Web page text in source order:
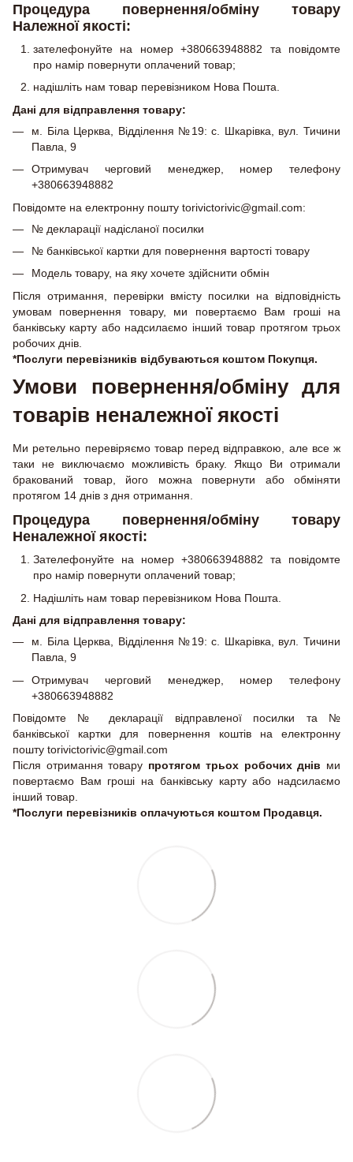
Процедура повернення/обміну товару
Належної якості:
зателефонуйте на номер +380663948882 та повідомте
про намір повернути оплачений товар;
надішліть нам товар перевізником Нова Пошта.
Дані для відправлення товару:
м. Біла Церква, Відділення №19: с. Шкарівка, вул. Тичини
Павла, 9
Отримувач черговий менеджер, номер телефону
+380663948882
Повідомте на електронну пошту torivictorivic@gmail.com:
№ декларації надісланої посилки
№ банківської картки для повернення вартості товару
Модель товару, на яку хочете здійснити обмін
Після отримання, перевірки вмісту посилки на відповідність
умовам повернення товару, ми повертаємо Вам гроші на
банківську карту або надсилаємо інший товар протягом трьох
робочих днів.
*Послуги перевізників відбуваються коштом Покупця.
Умови повернення/обміну для
товарів неналежної якості
Ми ретельно перевіряємо товар перед відправкою, але все ж
таки не виключаємо можливість браку. Якщо Ви отримали
бракований товар, його можна повернути або обміняти
протягом 14 днів з дня отримання.
Процедура повернення/обміну товару
Неналежної якості:
Зателефонуйте на номер +380663948882 та повідомте
про намір повернути оплачений товар;
Надішліть нам товар перевізником Нова Пошта.
Дані для відправлення товару:
м. Біла Церква, Відділення №19: с. Шкарівка, вул. Тичини
Павла, 9
Отримувач черговий менеджер, номер телефону
+380663948882
Повідомте № декларації відправленої посилки та №
банківської картки для повернення коштів на електронну
пошту torivictorivic@gmail.com
Після отримання товару протягом трьох робочих днів ми
повертаємо Вам гроші на банківську карту або надсилаємо
інший товар.
*Послуги перевізників оплачуються коштом Продавця.